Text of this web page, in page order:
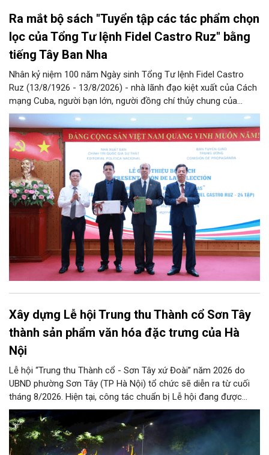
Ra mắt bộ sách "Tuyển tập các tác phẩm chọn
lọc của Tổng Tư lệnh Fidel Castro Ruz" bằng
tiếng Tây Ban Nha
Nhân kỷ niệm 100 năm Ngày sinh Tổng Tư lệnh Fidel Castro
Ruz (13/8/1926 - 13/8/2026) - nhà lãnh đạo kiệt xuất của Cách
mạng Cuba, người bạn lớn, người đồng chí thủy chung của
Đảng, Nhà nước và nhân dân Việt Nam, chiều 5/8, tại Hà Nội,
Nhà xuất bản Chính trị quốc gia Sự thật phối hợp với Ban Tuyên
giáo Trung ương tổ chức Lễ giới thiệu bộ sách “Tuyển tập các
tác phẩm chọn lọc của Tổng Tư lệnh Fidel Castro Ruz” gồm 24
tập bằng tiếng Tây Ban Nha.
Xây dựng Lễ hội Trung thu Thành cổ Sơn Tây
thành sản phẩm văn hóa đặc trưng của Hà
Nội
Lễ hội “Trung thu Thành cổ - Sơn Tây xứ Đoài” năm 2026 do
UBND phường Sơn Tây (TP Hà Nội) tổ chức sẽ diễn ra từ cuối
tháng 8/2026. Hiện tại, công tác chuẩn bị Lễ hội đang được
chính quyền phường Sơn Tây cùng các phòng, ban, ngành, đơn
vị và 25 tổ dân phố khẩn trương triển khai, tạo khí thế sôi nổi,
sẵn sàng mang đến cho Nhân dân và du khách một mùa Trung
thu quy mô, đặc sắc và giàu bản sắc văn hóa xứ Đoài.